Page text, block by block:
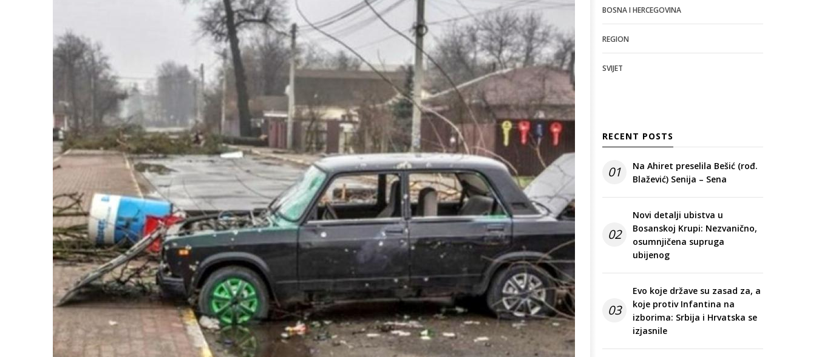
BOSNA I HERCEGOVINA
REGION
SVIJET
RECENT POSTS
01
Na Ahiret preselila Bešić (rođ.
Blažević) Senija – Sena
02
Novi detalji ubistva u
Bosanskoj Krupi: Nezvanično,
osumnjičena supruga
ubijenog
03
Evo koje države su zasad za, a
koje protiv Infantina na
izborima: Srbija i Hrvatska se
izjasnile